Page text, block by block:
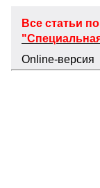
Все статьи
Оnline-версия